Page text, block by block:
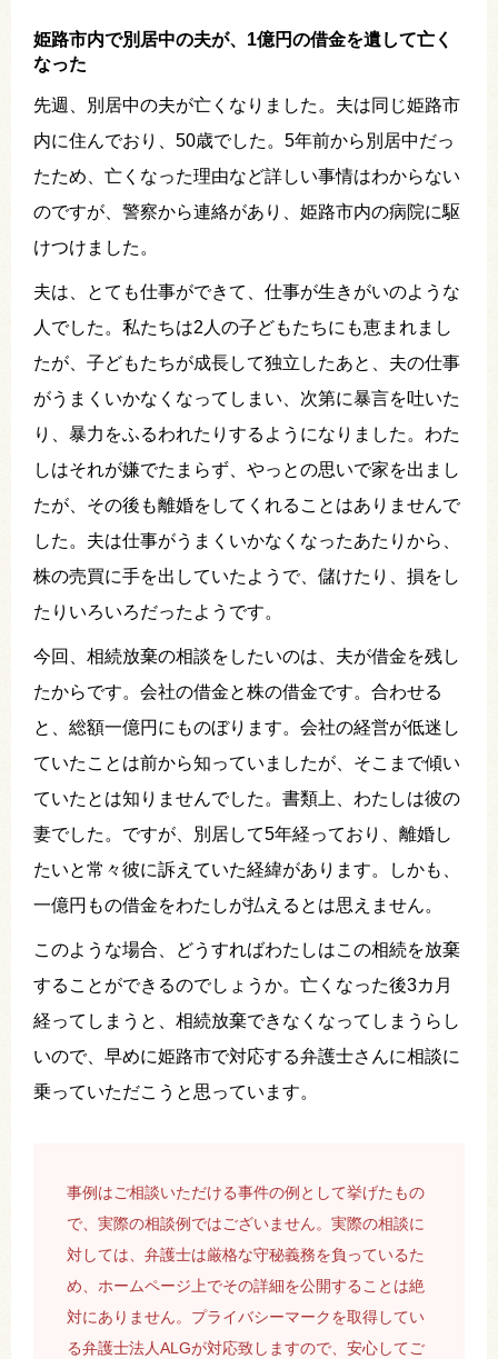
姫路市内で別居中の夫が、1億円の借金を遺して亡く
なった
先週、別居中の夫が亡くなりました。夫は同じ姫路市
内に住んでおり、50歳でした。5年前から別居中だっ
たため、亡くなった理由など詳しい事情はわからない
のですが、警察から連絡があり、姫路市内の病院に駆
けつけました。
夫は、とても仕事ができて、仕事が生きがいのような
人でした。私たちは2人の子どもたちにも恵まれまし
たが、子どもたちが成長して独立したあと、夫の仕事
がうまくいかなくなってしまい、次第に暴言を吐いた
り、暴力をふるわれたりするようになりました。わた
しはそれが嫌でたまらず、やっとの思いで家を出まし
たが、その後も離婚をしてくれることはありませんで
した。夫は仕事がうまくいかなくなったあたりから、
株の売買に手を出していたようで、儲けたり、損をし
たりいろいろだったようです。
今回、相続放棄の相談をしたいのは、夫が借金を残し
たからです。会社の借金と株の借金です。合わせる
と、総額一億円にものぼります。会社の経営が低迷し
ていたことは前から知っていましたが、そこまで傾い
ていたとは知りませんでした。書類上、わたしは彼の
妻でした。ですが、別居して5年経っており、離婚し
たいと常々彼に訴えていた経緯があります。しかも、
一億円もの借金をわたしが払えるとは思えません。
このような場合、どうすればわたしはこの相続を放棄
することができるのでしょうか。亡くなった後3カ月
経ってしまうと、相続放棄できなくなってしまうらし
いので、早めに姫路市で対応する弁護士さんに相談に
乗っていただこうと思っています。
事例はご相談いただける事件の例として挙げたもの
で、実際の相談例ではございません。実際の相談に
対しては、弁護士は厳格な守秘義務を負っているた
め、ホームページ上でその詳細を公開することは絶
対にありません。プライバシーマークを取得してい
る弁護士法人ALGが対応致しますので、安心してご